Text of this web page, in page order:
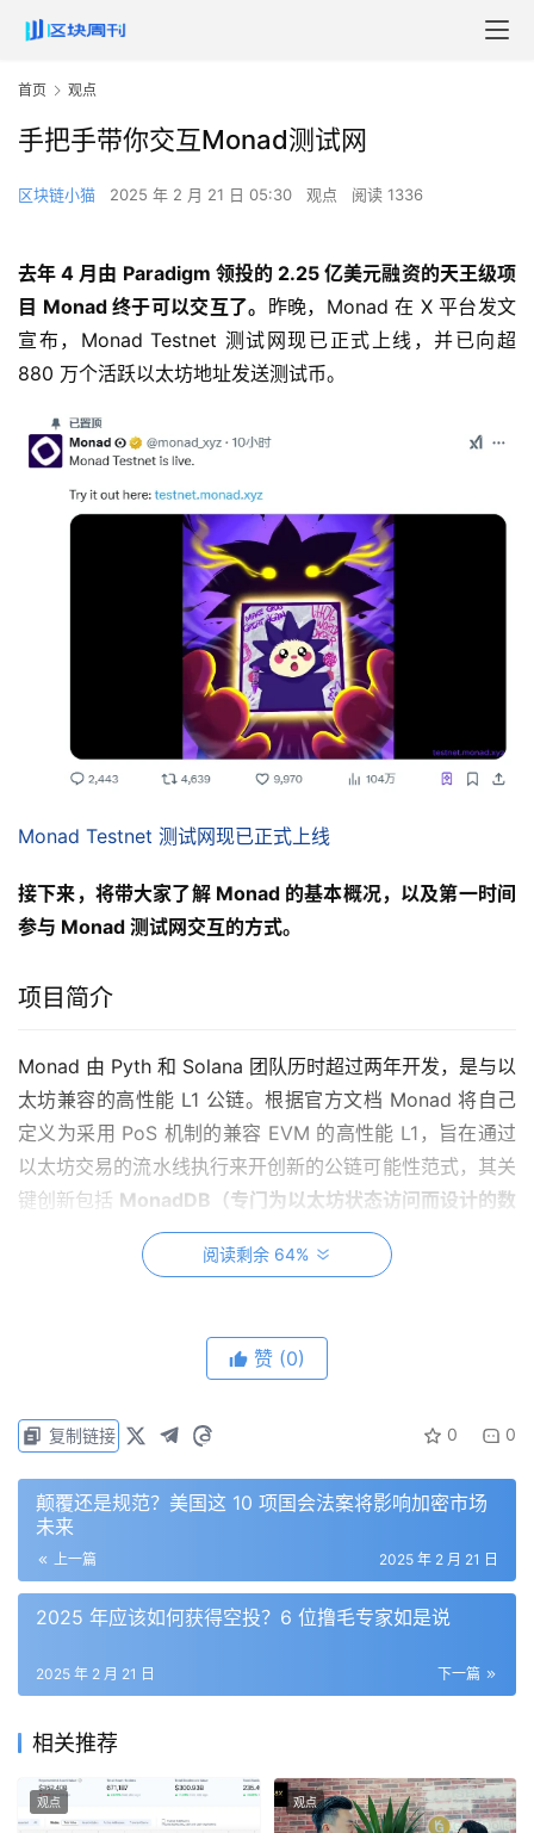
首页 观点
手把手带你交互Monad测试网
区块链小猫 2025 年 2 月 21 日 05:30 观点 阅读 1336
去年 4 月由 Paradigm 领投的 2.25 亿美元融资的天王级项
目 Monad 终于可以交互了。
昨晚，Monad 在 X 平台发文
宣布，Monad Testnet 测试网现已正式上线，并已向超
880 万个活跃以太坊地址发送测试币。
Monad Testnet 测试网现已正式上线
接下来，将带大家了解 Monad 的基本概况，以及第一时间
参与 Monad 测试网交互的方式。
项目简介
Monad 由 Pyth 和 Solana 团队历时超过两年开发，是与以
太坊兼容的高性能 L1 公链。根据官方文档 Monad 将自己
定义为采用 PoS 机制的兼容 EVM 的高性能 L1，旨在通过
以太坊交易的流水线执行来开创新的公链可能性范式，其关
键创新包括 MonadDB（专门为以太坊状态访问而设计的数
Optimistic 并行执行（确保在最小开销下提供
Monad 将共识层和执行层分离，
开发者提供了创建高 TPS DApps 所需的工具，同时保持与
以太坊的兼容性，拥抱区块链创新的未来。
2024 年 4 月 9 日晚，Monad Labs 宣布以 30 亿美元估
值完成 2.25 亿美元融资，Paradigm 领投，Electric
Capital 和 Greenoaks 等参投。作为 Layer 1 赛道当下最
受瞩目的项目，主打“并行 EVM”（Parallel EVM）概念的
兼容 EVM 所有字节符的前提下大幅提高网络执行效率。
Monad 融资情况
阅读剩余 64%
赞 (0)
0 0
复制链接
颠覆还是规范？美国这 10 项国会法案将影响加密市场
未来
上一篇 2025 年 2 月 21 日
2025 年应该如何获得空投？6 位撸毛专家如是说
下一篇
2025 年 2 月 21 日
相关推荐
观点 观点